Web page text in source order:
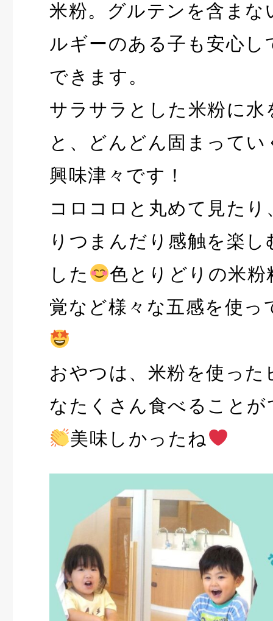
米粉。グルテンを含まな
ルギーのある子も安心し
できます。
サラサラとした米粉に水
と、どんどん固まって
興味津々です！
コロコロと丸めて見た
りつまんだり感触を楽
した
色とりどりの米粉
覚など様々な五感を使っ
おやつは、米粉を使った
なたくさん食べることが
美味しかったね